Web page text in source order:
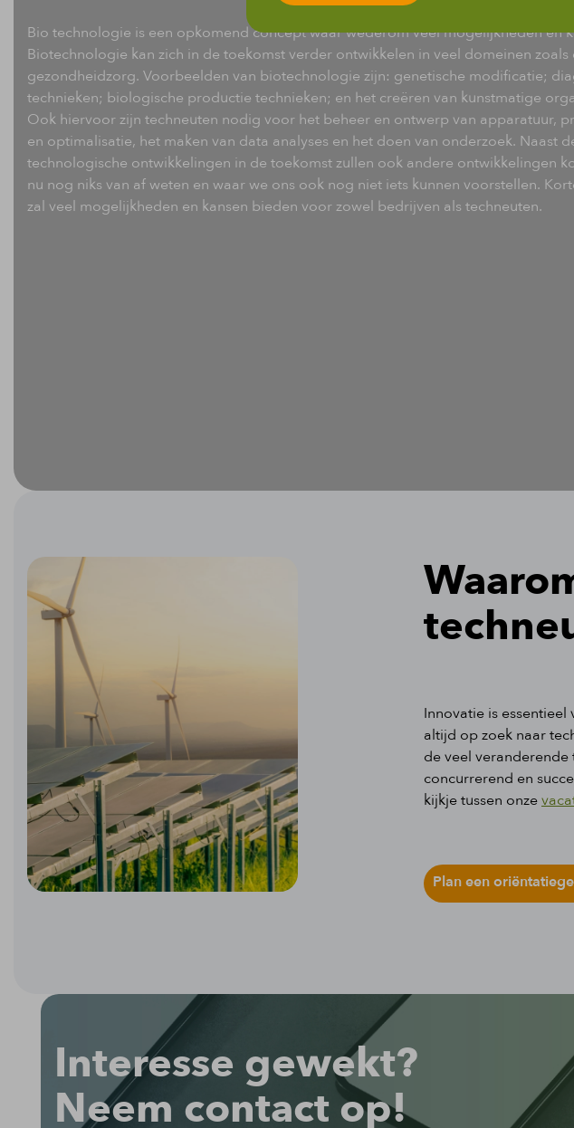
Bio technologie is een opkomend concept waar wederom veel mogelijkheden en
Biotechnologie kan zich in de toekomst verder ontwikkelen in veel domeinen
gezondheidzorg. Voorbeelden van biotechnologie zijn: genetische modificatie;
technieken; biologische productie technieken; en het creëren van kunstmatige
Ook hiervoor zijn techneuten nodig voor het beheer en ontwerp van apparatuur,
en optimalisatie, het maken van data analyses en het doen van onderzoek. Naast
technologische ontwikkelingen in de toekomst zullen ook andere ontwikkelingen
nu nog niks van af weten en waar we ons ook nog niet iets kunnen voorstellen.
zal veel mogelijkheden en kansen bieden voor zowel bedrijven als techneuten.
Innovatie is
altijd op zoek naar
de veel
concurrerend en
kijkje tussen onze
Plan een
Interesse gewekt?
Neem contact op!